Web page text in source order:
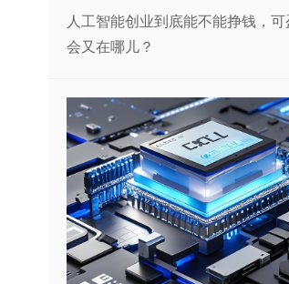
人工智能创业到底能不能挣钱，
会又在哪儿？